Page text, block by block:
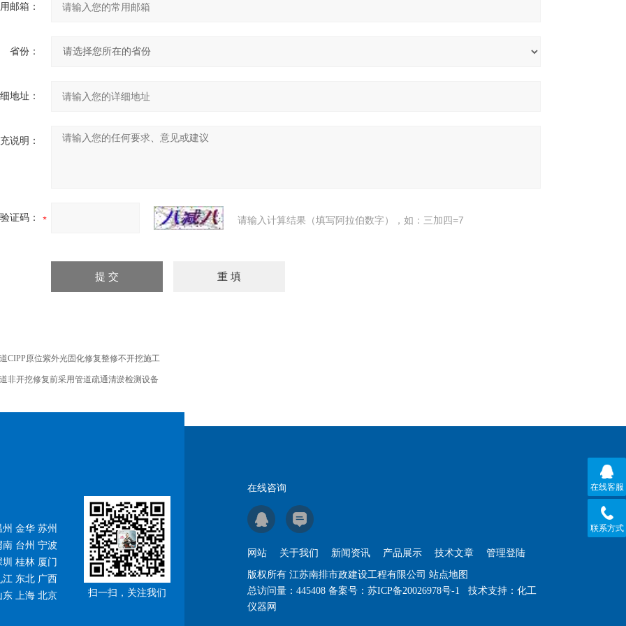
邮箱：
省份：
地址：
说明：
验证码： 请输入计算结果（填写阿拉伯数字），如：三加四=7
CIPP原位紫外光固化修复整修不开挖施工
非开挖修复前采用管道疏通清淤检测设备
金华 苏州
台州 宁波
桂林 厦门
东北 广西
东 上海 北京
扫一扫，关注我们
在线咨询
网站 关于我们 新闻资讯 产品展示 技术文章 管理登陆
版权所有 江苏南排市政建设工程有限公司 站点地图
总访问量： 445408 备案号： 苏ICP备20026978号-1 技术支持： 化工
仪器网
在线客服
联系方式